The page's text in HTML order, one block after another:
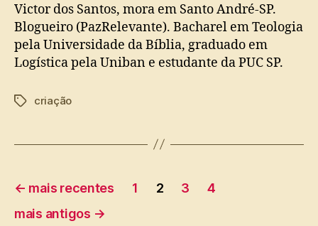
Victor dos Santos, mora em Santo André-SP.
Blogueiro (PazRelevante). Bacharel em Teologia
pela Universidade da Bíblia, graduado em
Logística pela Uniban e estudante da PUC SP.
Tagscriação
Paginação
de
← mais recentes 1 2 3
4
mais antigos →